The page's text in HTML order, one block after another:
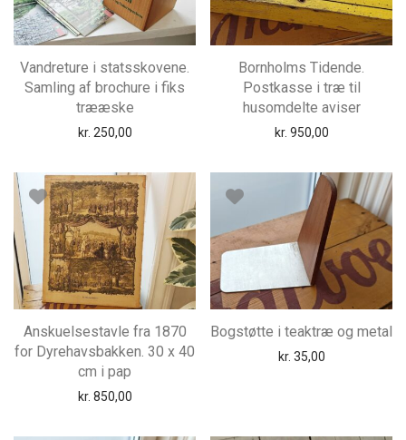
Vandreture i statsskovene.
Samling af brochure i fiks
trææske
kr. 250,00
Bornholms Tidende.
Postkasse i træ til
husomdelte aviser
kr. 950,00
Anskuelsestavle fra 1870
for Dyrehavsbakken. 30 x 40
cm i pap
kr. 850,00
Bogstøtte i teaktræ og metal
kr. 35,00